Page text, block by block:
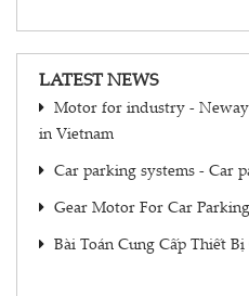
LATEST NEWS
Motor for industry -
in Vietnam
Car parking systems - Car
Gear Motor For Car
Bài Toán Cung Cấp Thiết